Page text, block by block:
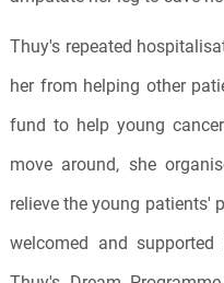
Thuy's repeated
her from helping other
fund to help young
move around, she
relieve the young patients'
welcomed and